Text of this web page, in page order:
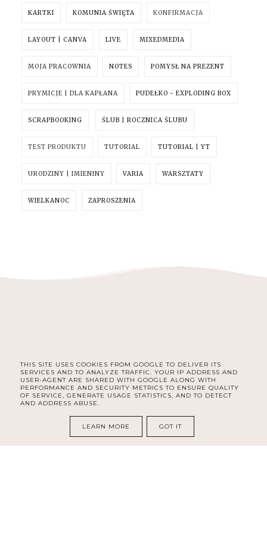
KARTKI KOMUNIA ŚWIĘTA KONFIRMACJA
LAYOUT | CANVA LIVE MIXEDMEDIA
MOJA PRACOWNIA NOTES POMYSŁ NA PREZENT
PRYMICJE | DLA KAPŁANA PUDEŁKO - EXPLODING BOX
SCRAPBOOKING ŚLUB | ROCZNICA ŚLUBU
TEST PRODUKTU TUTORIAL TUTORIAL | YT
URODZINY | IMIENINY VARIA WARSZTATY
WIELKANOC ZAPROSZENIA
FACEBOOK INSTAGRAM PINTEREST
COPYRIGHT ©MAGISART - ŻYCIE Z PASJĄ
BLOG DESIGN: KAROGRAFIA.PL
THIS SITE USES COOKIES FROM GOOGLE TO DELIVER ITS
SERVICES AND TO ANALYZE TRAFFIC. YOUR IP ADDRESS AND
USER-AGENT ARE SHARED WITH GOOGLE ALONG WITH
PERFORMANCE AND SECURITY METRICS TO ENSURE QUALITY
OF SERVICE, GENERATE USAGE STATISTICS, AND TO DETECT
AND ADDRESS ABUSE.
LEARN MORE GOT IT